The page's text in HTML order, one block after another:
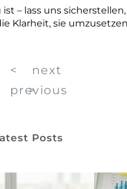
– lass uns sicherstellen,
Klarheit, sie
<
previous
next
>
Posts